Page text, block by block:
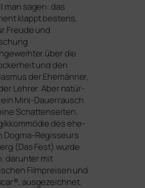
man sagen: das
klappt bes­tens,
Freude und
über die
und den
der Ehemänner,
Lehrer. Aber natür­
Mini-Dauerrausch
Schattenseiten.
des ehe­
Dogma-Regisseurs
(Das Fest) wur­de
dar­un­ter mit
Filmpreisen und
ausgezeichnet.